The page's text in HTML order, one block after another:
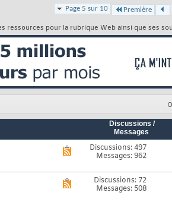
Page 5 sur 10 Première
ressources pour la rubrique Web ainsi que ses
Discussions /
Messages
RSS
Discussions: 497
Messages: 962
Discussions: 72
Messages: 508